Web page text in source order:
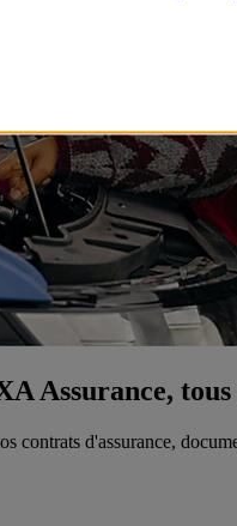
Assurance, tous
contrats d'assurance,